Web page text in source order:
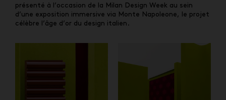
présenté à l’occasion de la Milan Design Week au sein
d’une exposition immersive via Monte Napoleone, le projet
célèbre l’âge d’or du design italien.